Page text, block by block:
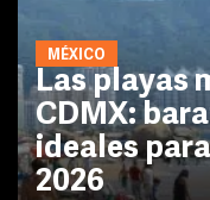
MÉXICO
Las playas
CDMX:
ideales
2026